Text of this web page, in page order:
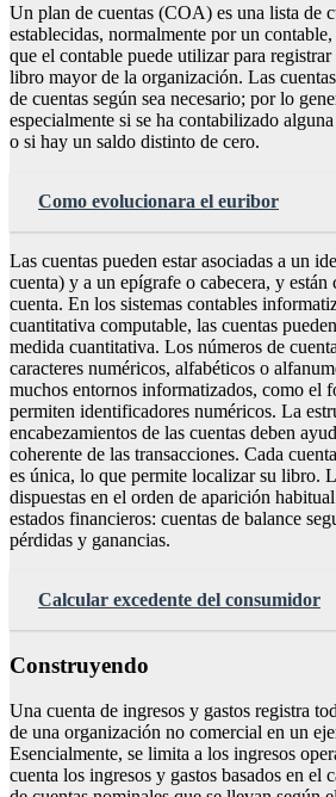
Un plan de cuentas (COA) es una lista de
establecidas, normalmente por un
que el contable puede utilizar para registrar
libro mayor de la organización. Las
de cuentas según sea necesario; por lo
especialmente si se ha contabilizado
o si hay un saldo distinto de cero.
Como evolucionara el euribor
Las cuentas pueden estar asociadas a un
cuenta) y a un epígrafe o cabecera, y
cuenta. En los sistemas contables
cuantitativa computable, las cuentas
medida cuantitativa. Los números de
caracteres numéricos, alfabéticos o
muchos entornos informatizados, como el
permiten identificadores numéricos. La
encabezamientos de las cuentas deben
coherente de las transacciones. Cada
es única, lo que permite localizar su libro.
dispuestas en el orden de aparición
estados financieros: cuentas de balance
pérdidas y ganancias.
Calcular excedente del consumidor
Construyendo
Una cuenta de ingresos y gastos registra
de una organización no comercial en un
Esencialmente, se limita a los ingresos
cuenta los ingresos y gastos basados en el